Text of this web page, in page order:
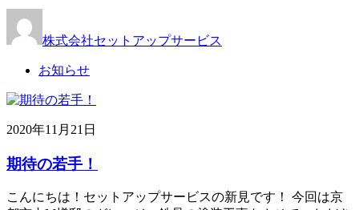
株式会社セットアップサービス
お知らせ
2020年11月21日
期待の若手！
こんにちは！セットアップサービスの新見です！ 今回は京